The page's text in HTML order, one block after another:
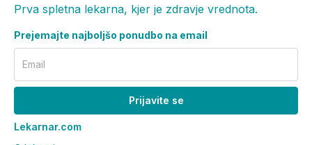
Prva spletna lekarna, kjer je zdravje vrednota.
Prejemajte najboljšo ponudbo na email
Email
Prijavite se
Lekarnar.com